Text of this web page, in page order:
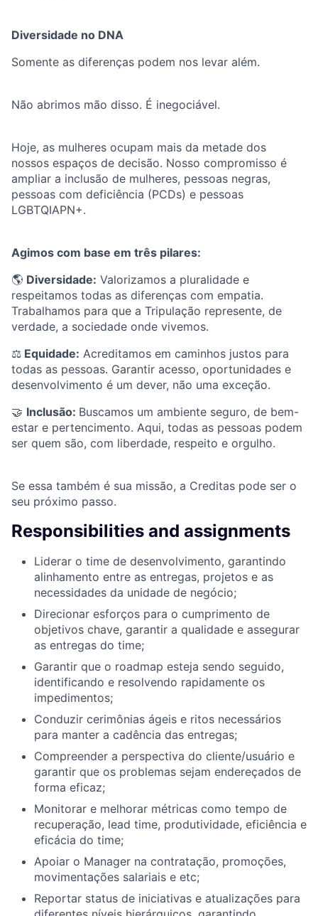
Diversidade no DNA
Somente as diferenças podem nos levar além.
Não abrimos mão disso. É inegociável.
Hoje, as mulheres ocupam mais da metade dos
nossos espaços de decisão. Nosso compromisso é
ampliar a inclusão de mulheres, pessoas negras,
pessoas com deficiência (PCDs) e pessoas
LGBTQIAPN+.
Agimos com base em três pilares:
🌎 Diversidade: Valorizamos a pluralidade e
respeitamos todas as diferenças com empatia.
Trabalhamos para que a Tripulação represente, de
verdade, a sociedade onde vivemos.
⚖️ Equidade: Acreditamos em caminhos justos para
todas as pessoas. Garantir acesso, oportunidades e
desenvolvimento é um dever, não uma exceção.
🤝 Inclusão: Buscamos um ambiente seguro, de bem-
estar e pertencimento. Aqui, todas as pessoas podem
ser quem são, com liberdade, respeito e orgulho.
Se essa também é sua missão, a Creditas pode ser o
seu próximo passo.
Responsibilities and assignments
Liderar o time de desenvolvimento, garantindo
alinhamento entre as entregas, projetos e as
necessidades da unidade de negócio;
Direcionar esforços para o cumprimento de
objetivos chave, garantir a qualidade e assegurar
as entregas do time;
Garantir que o roadmap esteja sendo seguido,
identificando e resolvendo rapidamente os
impedimentos;
Conduzir cerimônias ágeis e ritos necessários
para manter a cadência das entregas;
Compreender a perspectiva do cliente/usuário e
garantir que os problemas sejam endereçados de
forma eficaz;
Monitorar e melhorar métricas como tempo de
recuperação, lead time, produtividade, eficiência e
eficácia do time;
Apoiar o Manager na contratação, promoções,
movimentações salariais e etc;
Reportar status de iniciativas e atualizações para